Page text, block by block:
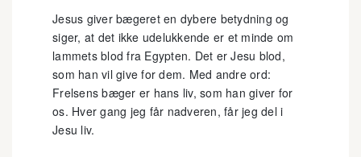
Jesus giver bægeret en dybere betydning og
siger, at det ikke udelukkende er et minde om
lammets blod fra Egypten. Det er Jesu blod,
som han vil give for dem. Med andre ord:
Frelsens bæger er hans liv, som han giver for
os. Hver gang jeg får nadveren, får jeg del i
Jesu liv.